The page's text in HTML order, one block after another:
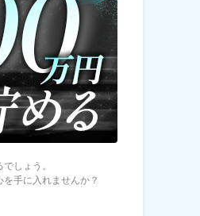
しょう。
手に入れませんか？